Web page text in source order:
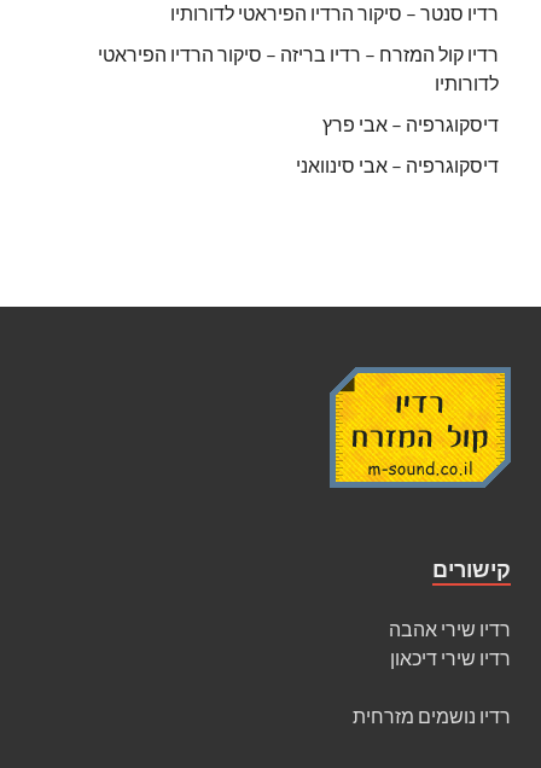
רדיו סנטר – סיקור הרדיו הפיראטי לדורותיו
רדיו קול המזרח – רדיו בריזה – סיקור הרדיו הפיראטי
לדורותיו
דיסקוגרפיה – אבי פרץ
דיסקוגרפיה – אבי סינוואני
קישורים
רדיו שירי אהבה
רדיו שירי דיכאון
רדיו נושמים מזרחית